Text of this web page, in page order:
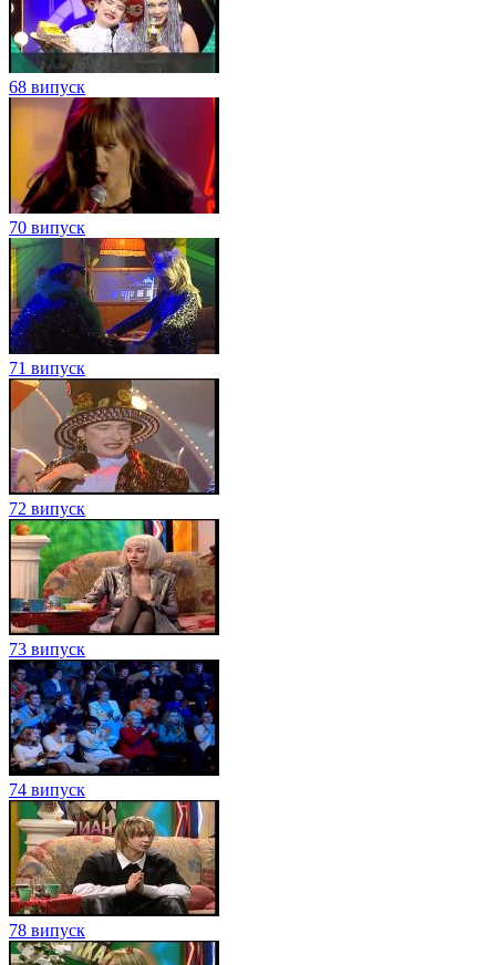
68 випуск
70 випуск
71 випуск
72 випуск
73 випуск
74 випуск
78 випуск